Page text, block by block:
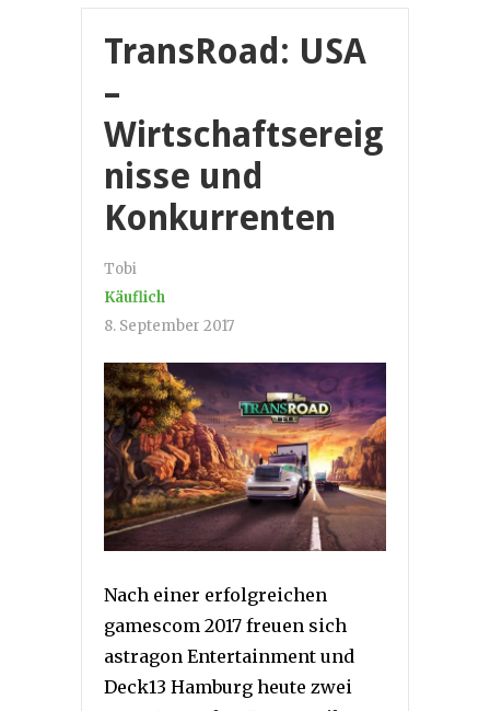
TransRoad: USA
–
Wirtschaftsereig
nisse und
Konkurrenten
Tobi
Käuflich
8. September 2017
Nach einer erfolgreichen
gamescom 2017 freuen sich
astragon Entertainment und
Deck13 Hamburg heute zwei